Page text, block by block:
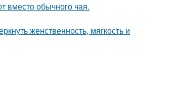
вместо обычного чая.
женственность, мягкость и